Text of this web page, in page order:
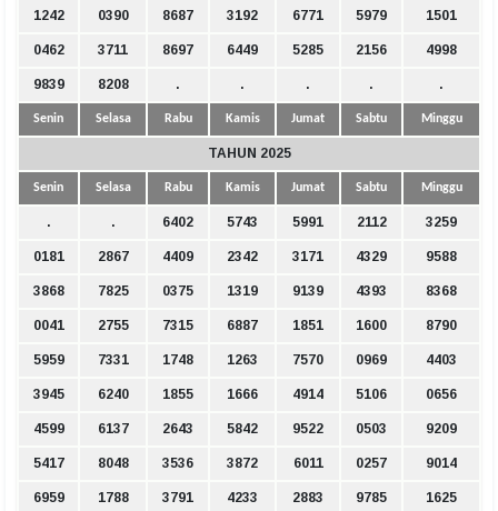
1242 0390 8687 3192 6771 5979 1501
0462 3711 8697 6449 5285 2156 4998
9839 8208 . . . . .
Senin Selasa Rabu Kamis Jumat Sabtu Minggu
TAHUN 2025
Senin Selasa Rabu Kamis Jumat Sabtu Minggu
. . 6402 5743 5991 2112 3259
0181 2867 4409 2342 3171 4329 9588
3868 7825 0375 1319 9139 4393 8368
0041 2755 7315 6887 1851 1600 8790
5959 7331 1748 1263 7570 0969 4403
3945 6240 1855 1666 4914 5106 0656
4599 6137 2643 5842 9522 0503 9209
5417 8048 3536 3872 6011 0257 9014
6959 1788 3791 4233 2883 9785 1625